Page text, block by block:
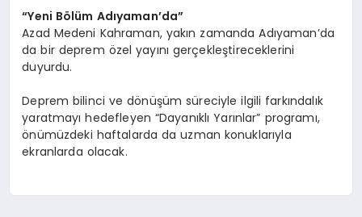
“Yeni Bölüm Adıyaman’da”
Azad Medeni Kahraman, yakın zamanda Adıyaman’da
da bir deprem özel yayını gerçekleştireceklerini
duyurdu.
Deprem bilinci ve dönüşüm süreciyle ilgili farkındalık
yaratmayı hedefleyen “Dayanıklı Yarınlar” programı,
önümüzdeki haftalarda da uzman konuklarıyla
ekranlarda olacak.